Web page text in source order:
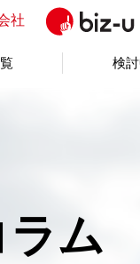
社
検
ラム